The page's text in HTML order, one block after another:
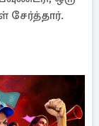
சேர்த்தார்.